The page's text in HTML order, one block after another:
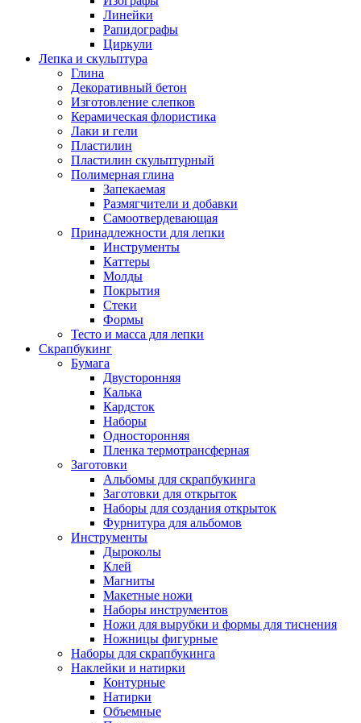
Линейки
Рапидографы
Циркули
Лепка и скульптура
Глина
Декоративный бетон
Изготовление слепков
Керамическая флористика
Лаки и гели
Пластилин
Пластилин скульптурный
Полимерная глина
Запекаемая
Размягчители и добавки
Самоотвердевающая
Принадлежности для лепки
Инструменты
Каттеры
Молды
Покрытия
Стеки
Формы
Тесто и масса для лепки
Скрапбукинг
Бумага
Двусторонняя
Калька
Кардсток
Наборы
Односторонняя
Пленка термотрансферная
Заготовки
Альбомы для скрапбукинга
Заготовки для открыток
Наборы для создания открыток
Фурнитура для альбомов
Инструменты
Дыроколы
Клей
Магниты
Макетные ножи
Наборы инструментов
Ножи для вырубки и формы для тиснения
Ножницы фигурные
Наборы для скрапбукинга
Наклейки и натирки
Контурные
Натирки
Объемные